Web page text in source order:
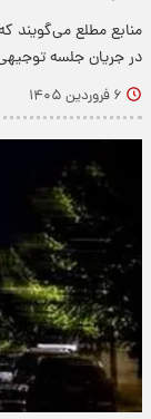
منابع مطلع
در جریان جلسه
۶ فروردین ۱۴۰۵